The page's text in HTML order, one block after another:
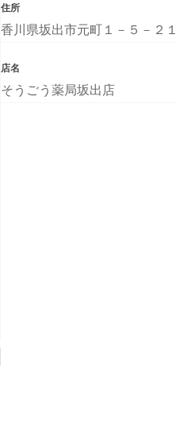
住所
香川県坂出市元町１－５－２１
店名
そうごう薬局坂出店